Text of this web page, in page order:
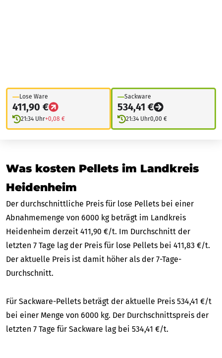
Lose Ware
411,90 €
21:34 Uhr+0,08 €
Sackware
534,41 €
21:34 Uhr0,00 €
Was kosten Pellets im Landkreis
Heidenheim
Der durchschnittliche Preis für lose Pellets bei einer
Abnahmemenge von 6000 kg beträgt im Landkreis
Heidenheim derzeit 411,90 €/t. Im Durchschnitt der
letzten 7 Tage lag der Preis für lose Pellets bei 411,83 €/t.
Der aktuelle Preis ist damit höher als der 7-Tage-
Durchschnitt.
Für Sackware-Pellets beträgt der aktuelle Preis 534,41 €/t
bei einer Menge von 6000 kg. Der Durchschnittspreis der
letzten 7 Tage für Sackware lag bei 534,41 €/t.